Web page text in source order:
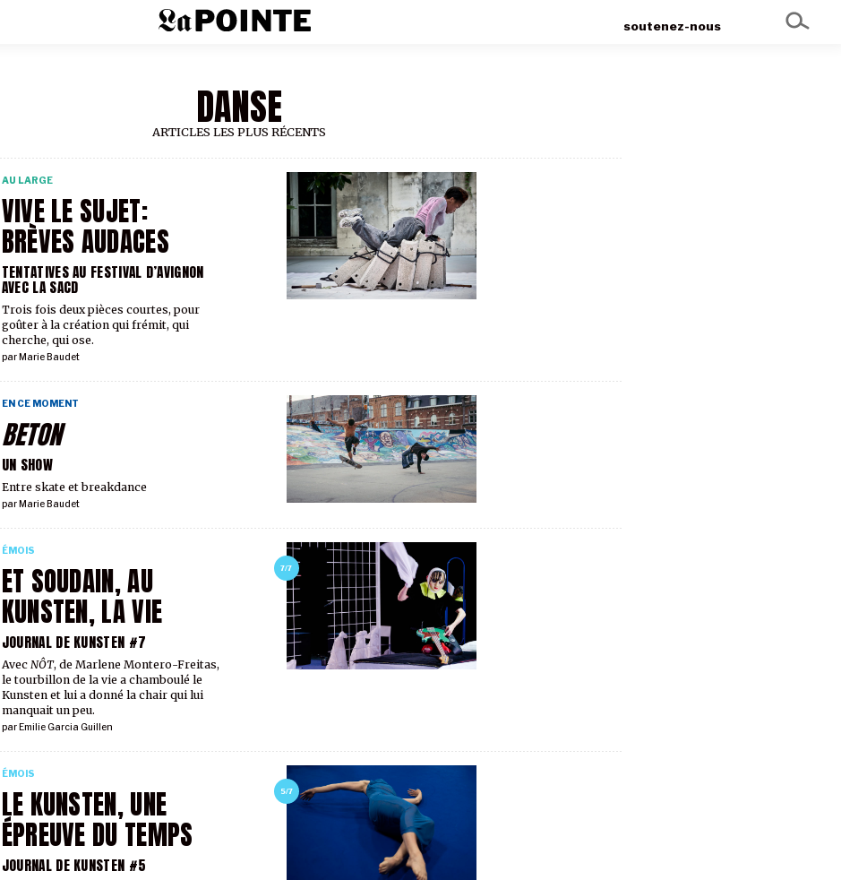
soutenez-nous
DANSE
ARTICLES LES PLUS RÉCENTS
VIVE LE SUJET:
BRÈVES AUDACES
TENTATIVES AU FESTIVAL D’AVIGNON
AVEC LA SACD
AU LARGE
par Marie Baudet
Trois fois deux pièces courtes, pour
goûter à la création qui frémit, qui
cherche, qui ose.
BETON
UN SHOW
EN CE MOMENT
par Marie Baudet
Entre skate et breakdance
7/7
ET SOUDAIN, AU
KUNSTEN, LA VIE
JOURNAL DE KUNSTEN #7
ÉMOIS
par Emilie Garcia Guillen
Avec NÔT, de Marlene Montero-Freitas,
le tourbillon de la vie a chamboulé le
Kunsten et lui a donné la chair qui lui
manquait un peu.
5/7
LE KUNSTEN, UNE
ÉPREUVE DU TEMPS
JOURNAL DE KUNSTEN #5
ÉMOIS